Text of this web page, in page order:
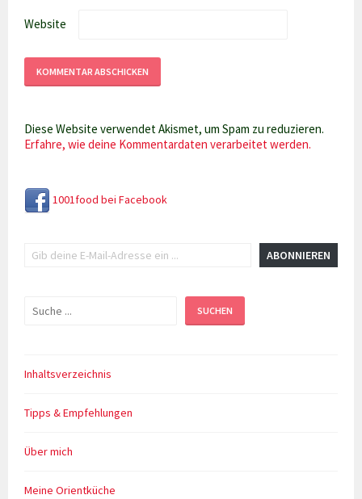
Website
Diese Website verwendet Akismet, um Spam zu reduzieren.
Erfahre, wie deine Kommentardaten verarbeitet werden.
1001food bei Facebook
ABONNIEREN
Suchen SUCHEN
Inhaltsverzeichnis
Tipps & Empfehlungen
Über mich
Meine Orientküche